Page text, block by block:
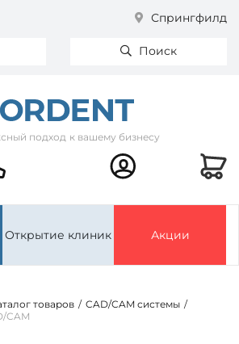
Спрингфилд
Поиск
подход к вашему бизнесу
Открытие клиник Акции
товаров / CAD/CAM системы /
CAM